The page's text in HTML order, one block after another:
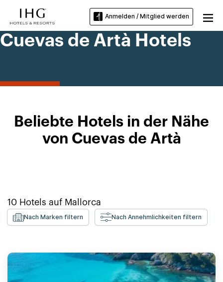
Anmelden / Mitglied werden
Cuevas de Artà Hotels
Beliebte Hotels in der Nähe
von Cuevas de Artà
10 Hotels auf Mallorca
Nach Marken filtern Nach Annehmlichkeiten filtern